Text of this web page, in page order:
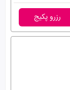
رزرو پکیج